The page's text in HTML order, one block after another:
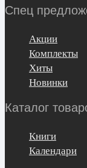
Спец
Акции
Комплекты
Хиты
Новинки
Каталог
Книги
Календари